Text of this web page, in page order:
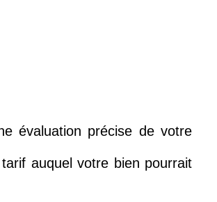
évaluation précise de votre
auquel votre bien pourrait